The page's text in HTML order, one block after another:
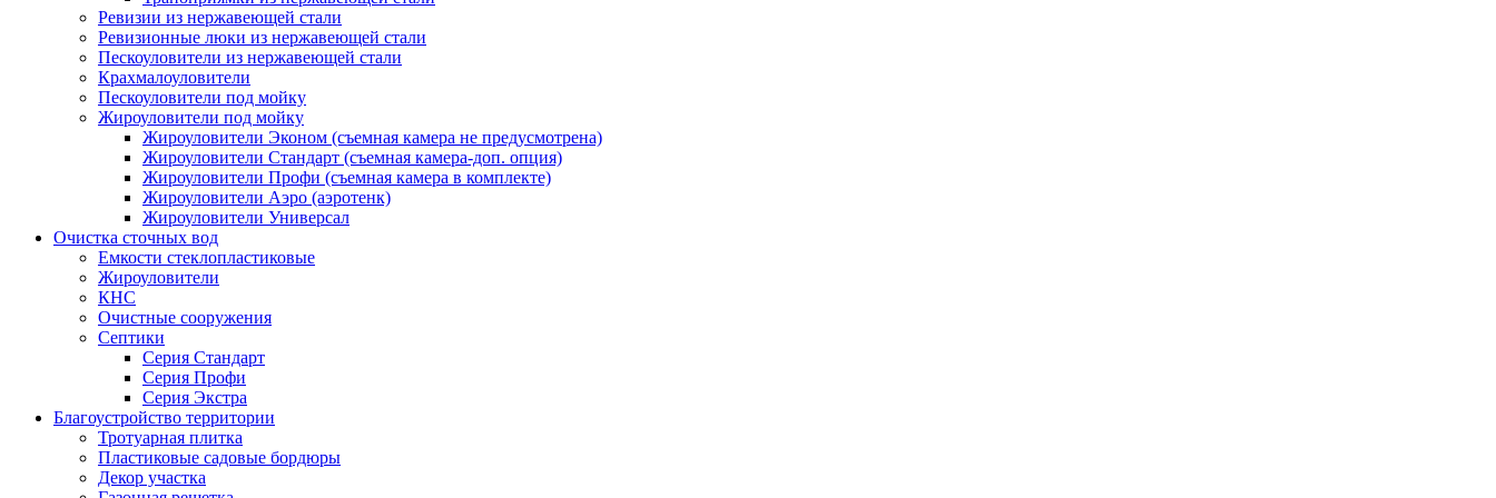
Ревизии из нержавеющей стали
Ревизионные люки из нержавеющей стали
Пескоуловители из нержавеющей стали
Крахмалоуловители
Пескоуловители под мойку
Жироуловители под мойку
Жироуловители Эконом (съемная камера не предусмотрена)
Жироуловители Стандарт (съемная камера-доп. опция)
Жироуловители Профи (съемная камера в комплекте)
Жироуловители Аэро (аэротенк)
Жироуловители Универсал
Очистка сточных вод
Емкости стеклопластиковые
Жироуловители
КНС
Очистные сооружения
Септики
Серия Стандарт
Серия Профи
Серия Экстра
Благоустройство территории
Тротуарная плитка
Пластиковые садовые бордюры
Декор участка